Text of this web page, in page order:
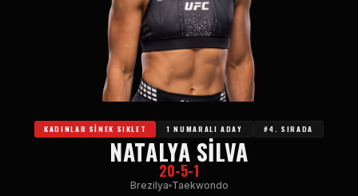
KADINLAR SINEK SIKLET 1 NUMARALI ADAY #4. SIRADA
NATALYA SILVA
20-5-1
Brezilya Taekwondo